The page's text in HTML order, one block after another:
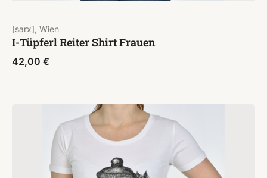
[sarx], Wien
I-Tüpferl Reiter Shirt Frauen
42,00 €